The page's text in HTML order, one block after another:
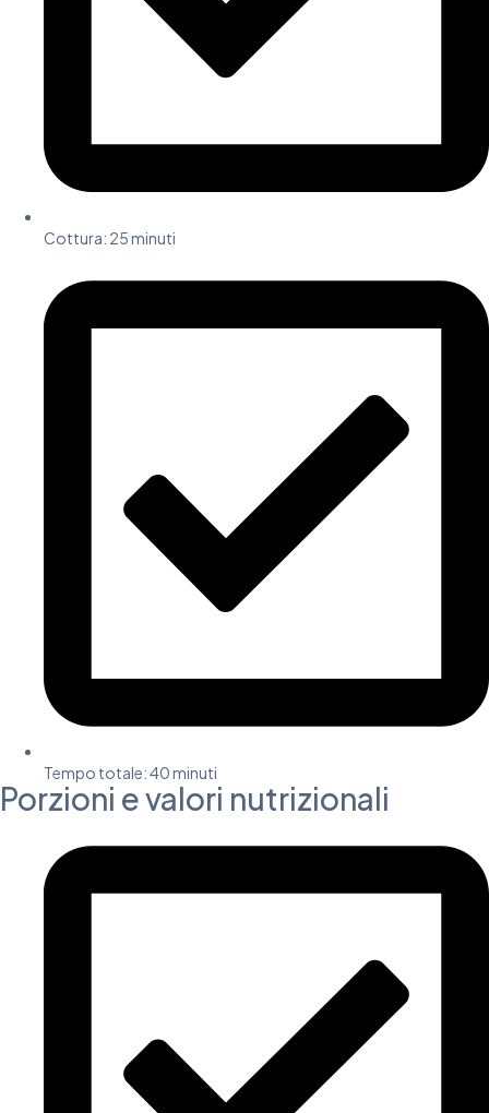
Cottura: 25 minuti
Tempo totale: 40 minuti
Porzioni e valori nutrizionali